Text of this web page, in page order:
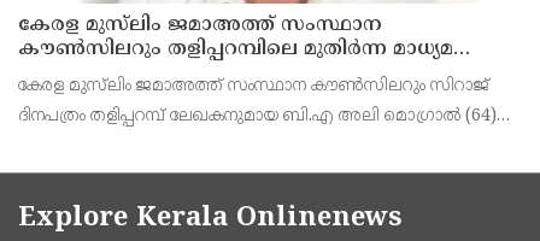
കേരള മുസ്‌ലിം ജമാഅത്ത് സംസ്ഥാന
കൗൺസിലറും തളിപ്പറമ്പിലെ മുതിർന്ന മാധ്യമ
പ്രവർത്തകനുമായ ബി എ അലി മൊഗ്രാൽ
നിര്യാതനായി
കേരള മുസ്‌ലിം ജമാഅത്ത് സംസ്ഥാന കൗൺസിലറും സിറാജ്
ദിനപത്രം തളിപ്പറമ്പ് ലേഖകനുമായ ബി.എ അലി മൊഗ്രാൽ (64)
ജമാഅത്ത് ജില്ലാ സെക്രട്ടറി, എസ്.വൈ.എ
Explore Kerala Onlinenews